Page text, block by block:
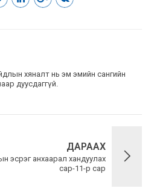
хяналт нь эм эмийн сангийн
дуусдаггүй.
ДАРААХ
эсрэг анхаарал хандуулах
сар-11-р сар